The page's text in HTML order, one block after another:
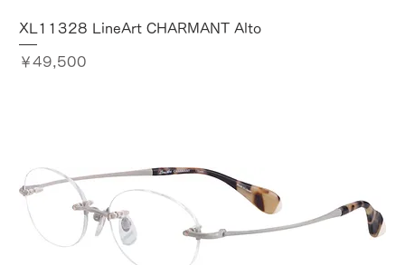
XL11328 LineArt CHARMANT Alto
価格
￥49,500